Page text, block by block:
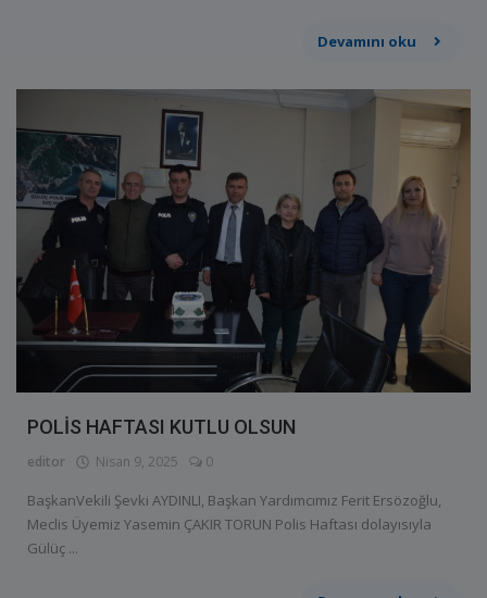
Devamını oku
POLİS HAFTASI KUTLU OLSUN
editor Nisan 9, 2025 0
BaşkanVekili Şevki AYDINLI, Başkan Yardımcımız Ferit Ersözoğlu,
Meclis Üyemiz Yasemin ÇAKIR TORUN Polis Haftası dolayısıyla
Gülüç ...